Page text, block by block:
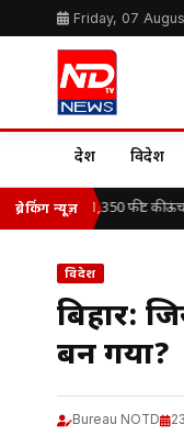
Friday, 07
देश विदेश
ब्रेकिंग न्यूज़
Petit: 1,350 फीट की
विदेश
बिहार:
बन गया?
Bureau NOTD